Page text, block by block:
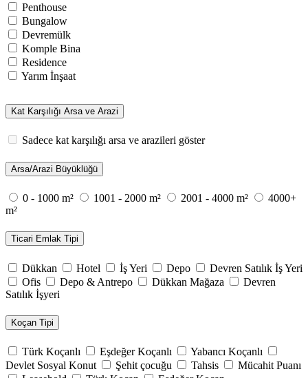
Penthouse
Bungalow
Devremülk
Komple Bina
Residence
Yarım İnşaat
Kat Karşılığı Arsa ve Arazi
Sadece kat karşılığı arsa ve arazileri göster
Arsa/Arazi Büyüklüğü
0 - 1000 m² 1001 - 2000 m² 2001 - 4000 m²
4000+
m²
Ticari Emlak Tipi
Dükkan Hotel İş Yeri Depo
Devren Satılık İş Yeri
Ofis
Depo & Antrepo Dükkan Mağaza
Devren
Satılık İşyeri
Koçan Tipi
Türk Koçanlı Eşdeğer Koçanlı
Yabancı Koçanlı
Devlet Sosyal Konut
Şehit çocuğu Tahsis
Mücahit Puanı